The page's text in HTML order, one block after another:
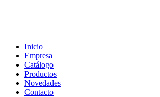
Inicio
Empresa
Catálogo
Productos
Novedades
Contacto